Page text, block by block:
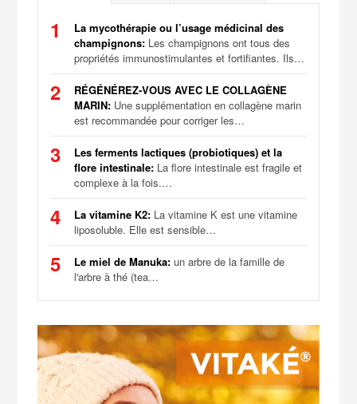
1
La mycothérapie ou l’usage médicinal des
champignons: Les champignons ont tous des
propriétés immunostimulantes et fortifiantes. Ils…
2
RÉGÉNÉREZ-VOUS AVEC LE COLLAGÈNE
MARIN: Une supplémentation en collagène marin
est recommandée pour corriger les…
3
Les ferments lactiques (probiotiques) et la
flore intestinale: La flore intestinale est fragile et
complexe à la fois.…
4 La vitamine K2: La vitamine K est une vitamine
liposoluble. Elle est sensible…
5 Le miel de Manuka: un arbre de la famille de
l'arbre à thé (tea…